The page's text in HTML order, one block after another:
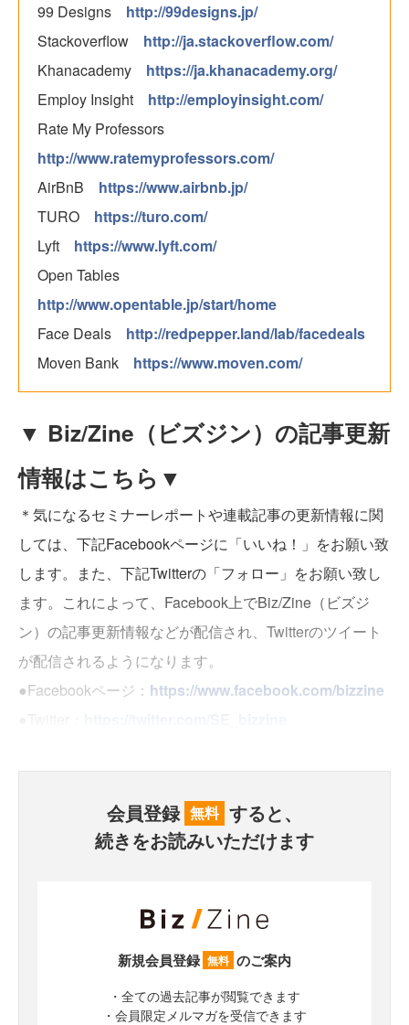
99 Designs http://99designs.jp/
Stackoverflow http://ja.stackoverflow.com/
Khanacademy https://ja.khanacademy.org/
Employ Insight http://employinsight.com/
Rate My Professors
http://www.ratemyprofessors.com/
AirBnB https://www.airbnb.jp/
TURO https://turo.com/
Lyft https://www.lyft.com/
Open Tables
http://www.opentable.jp/start/home
Face Deals http://redpepper.land/lab/facedeals
Moven Bank https://www.moven.com/
▼ Biz/Zine（ビズジン）の記事更新
情報はこちら▼
＊気になるセミナーレポートや連載記事の更新情報に関
しては、下記Facebookページに「いいね！」をお願い致
します。また、下記Twitterの「フォロー」をお願い致し
ます。これによって、Facebook上でBiz/Zine（ビズジ
ン）の記事更新情報などが配信され、Twitterのツイート
が配信されるようになります。
●Facebookページ： https://www.facebook.com/bizzine
会員登録 無料 すると、
続きをお読みいただけます
新規会員登録 無料 のご案内
・全ての過去記事が閲覧できます
・会員限定メルマガを受信できます